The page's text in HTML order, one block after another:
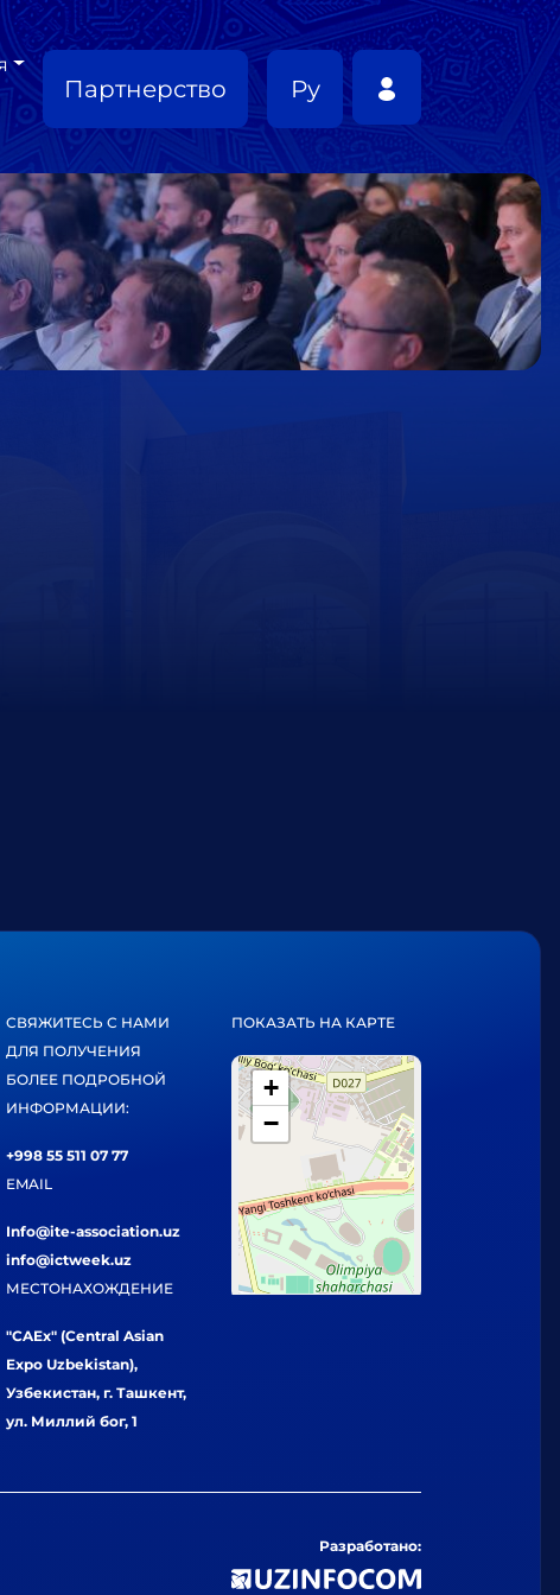
Партнерство Ру
СВЯЖИТЕСЬ С НАМИ
ДЛЯ ПОЛУЧЕНИЯ
БОЛЕЕ ПОДРОБНОЙ
ИНФОРМАЦИИ:
+998 55 511 07 77
EMAIL
Info@ite-association.uz
info@ictweek.uz
МЕСТОНАХОЖДЕНИЕ
"CAEx" (Central Asian
Expo Uzbekistan),
Узбекистан, г. Ташкент,
ул. Миллий бог, 1
ПОКАЗАТЬ НА КАРТЕ
+
−
Разработано: